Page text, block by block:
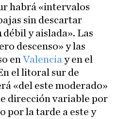
habrá «intervalos
sin descartar
débil y aislada». Las
descenso» y las
enValencia y en el
el litoral sur de
«del este moderado»
dirección variable por
por la tarde a este y